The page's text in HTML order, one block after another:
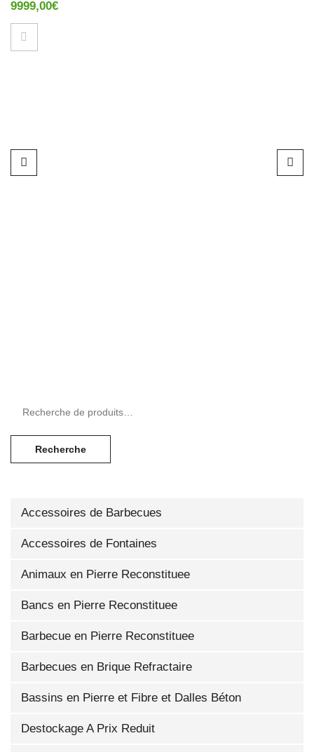
9999,00€
Recherche
Accessoires de Barbecues
Accessoires de Fontaines
Animaux en Pierre Reconstituee
Bancs en Pierre Reconstituee
Barbecue en Pierre Reconstituee
Barbecues en Brique Refractaire
Bassins en Pierre et Fibre et Dalles Béton
Destockage A Prix Reduit